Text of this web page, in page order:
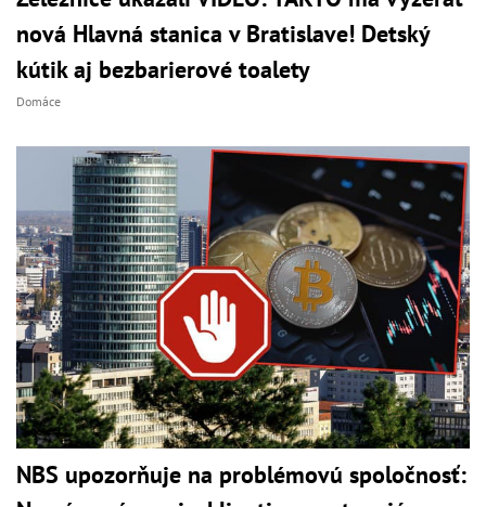
nová Hlavná stanica v Bratislave! Detský
kútik aj bezbarierové toalety
Domáce
NBS upozorňuje na problémovú spoločnosť: